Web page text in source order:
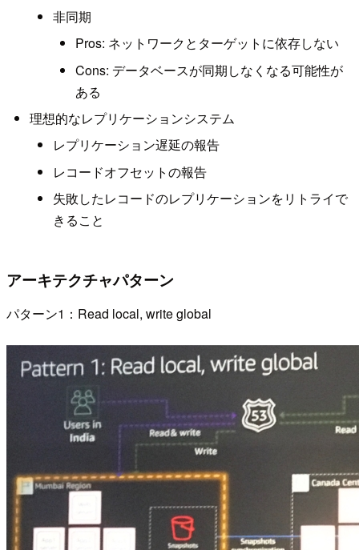
非同期
Pros: ネットワークとターゲットに依存しない
Cons: データベースが同期しなくなる可能性が
ある
理想的なレプリケーションシステム
レプリケーション遅延の報告
レコードオフセットの報告
失敗したレコードのレプリケーションをリトライで
きること
アーキテクチャパターン
パターン1：Read local, write global